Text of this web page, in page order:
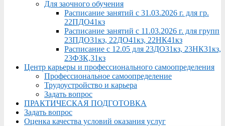
Для заочного обучения
Расписание занятий с 31.03.2026 г. для гр.
22ПДО41кз
Расписание занятий с 11.03.2026 г. для групп
23ПДО31кз, 22ДО41кз, 22НК41кз
Расписание с 12.05 для 23ДО31кз, 23НК31кз,
23ФЗК,31кз
Центр карьеры и профессионального самоопределения
Профессиональное самоопределение
Трудоустройство и карьера
Задать вопрос
ПРАКТИЧЕСКАЯ ПОДГОТОВКА
Задать вопрос
Оценка качества условий оказания услуг